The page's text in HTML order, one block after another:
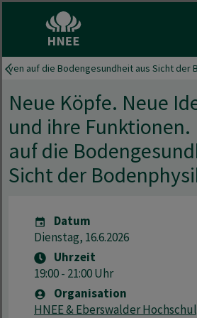
auf die Bodengesundheit aus Sicht der
Neue Köpfe. Neue
und ihre Funktionen.
auf die
Sicht der
Datum
Dienstag, 16.6.2026
Uhrzeit
19:00 - 21:00 Uhr
Organisation
HNEE & Eberswalder